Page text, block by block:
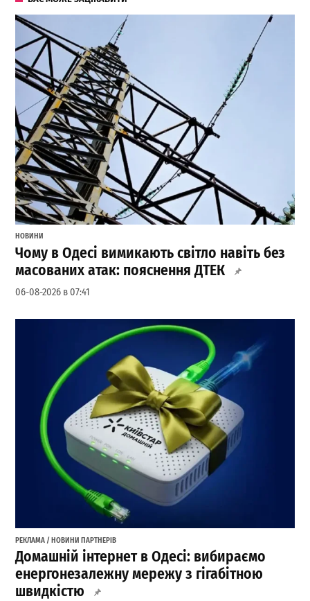
НОВИНИ
Чому в Одесі вимикають світло навіть без
масованих атак: пояснення ДТЕК
06-08-2026 в 07:41
РЕКЛАМА / НОВИНИ ПАРТНЕРІВ
Домашній інтернет в Одесі: вибираємо
енергонезалежну мережу з гігабітною
швидкістю